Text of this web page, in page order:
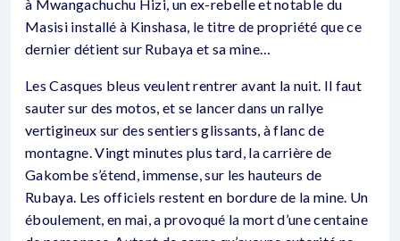
à Mwangachuchu Hizi, un ex-rebelle et notable du
Masisi installé à Kinshasa, le titre de propriété que ce
dernier détient sur Rubaya et sa mine…
Les Casques bleus veulent rentrer avant la nuit. Il faut
sauter sur des motos, et se lancer dans un rallye
vertigineux sur des sentiers glissants, à flanc de
montagne. Vingt minutes plus tard, la carrière de
Gakombe s’étend, immense, sur les hauteurs de
Rubaya. Les officiels restent en bordure de la mine. Un
éboulement, en mai, a provoqué la mort d’une centaine